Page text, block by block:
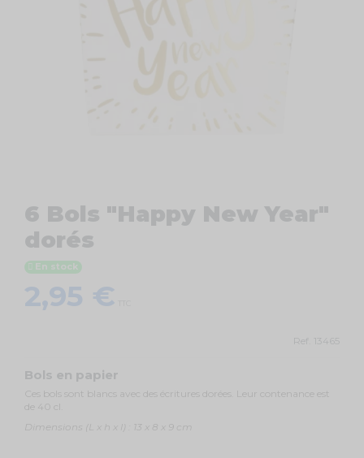
6 Bols "Happy New Year"
dorés
En stock
2,95 €
Ref. 13465
Bols en papier
Ces bols sont blancs avec des écritures dorées. Leur contenance est
de 40 cl.
Dimensions (L x h x l) : 13 x 8 x 9 cm